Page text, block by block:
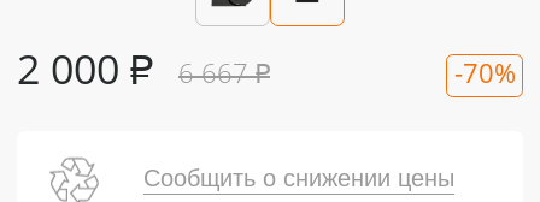
6 667₽ -70%
2 000 ₽
Сообщить о снижении цены